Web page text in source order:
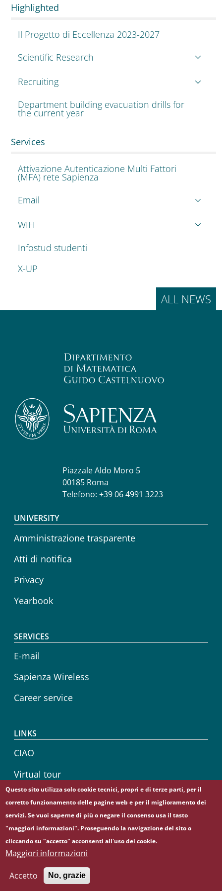
Highlighted
Il Progetto di Eccellenza 2023-2027
Scientific Research
Recruiting
Department building evacuation drills for
the current year
Services
Attivazione Autenticazione Multi Fattori
(MFA) rete Sapienza
Email
WIFI
Infostud studenti
X-UP
ALL NEWS
Piazzale Aldo Moro 5
00185 Roma
Telefono: +39 06 4991 3223
Footer menu
UNIVERSITY
Amministrazione trasparente
Atti di notifica
Privacy
Yearbook
SERVICES
E-mail
Sapienza Wireless
Career service
LINKS
CIAO
Virtual tour
Sapienza Store
© Sapienza Università di Roma - Piazzale Aldo Moro 5,
00185 Roma - (+39) 06 49911 - C.F.: 80209930587 - P. Iva:
02133771002
Questo sito utilizza solo cookie tecnici, propri e di terze parti, per il
corretto funzionamento delle pagine web e per il miglioramento dei
servizi. Se vuoi saperne di più o negare il consenso usa il tasto
"maggiori informazioni". Proseguendo la navigazione del sito o
cliccando su "accetto" acconsenti all'uso dei cookie.
Maggiori informazioni
Accetto No, grazie